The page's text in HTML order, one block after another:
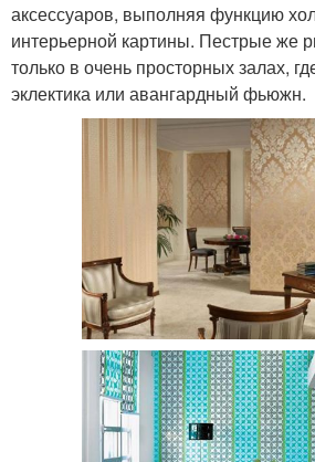
аксессуаров, выполняя функцию
интерьерной картины. Пестрые же
только в очень просторных залах,
эклектика или авангардный фьюжн.